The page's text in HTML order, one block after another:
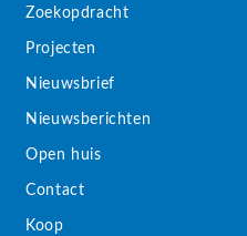
Zoekopdracht
Projecten
Nieuwsbrief
Nieuwsberichten
Open huis
Contact
Koop